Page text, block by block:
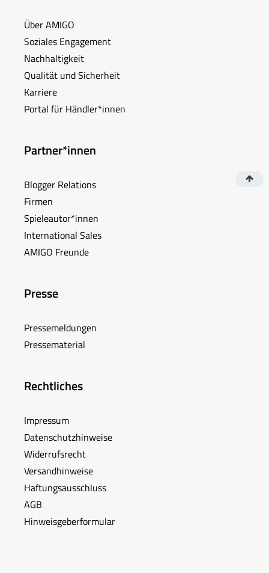
Über AMIGO
Soziales Engagement
Nachhaltigkeit
Qualität und Sicherheit
Karriere
Portal für Händler*innen
Partner*innen
Blogger Relations
Firmen
Spieleautor*innen
International Sales
AMIGO Freunde
Presse
Pressemeldungen
Pressematerial
Rechtliches
Impressum
Datenschutzhinweise
Widerrufsrecht
Versandhinweise
Haftungsausschluss
AGB
Hinweisgeberformular